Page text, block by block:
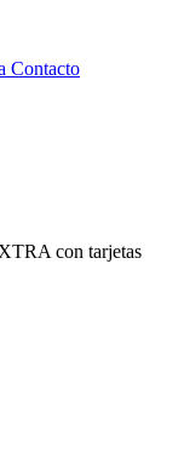
Contacto
con tarjetas